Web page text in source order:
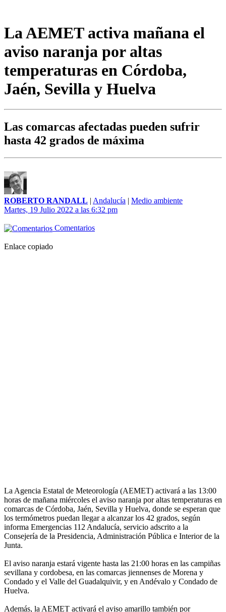
La AEMET activa mañana el
aviso naranja por altas
temperaturas en Córdoba,
Jaén, Sevilla y Huelva
Las comarcas afectadas pueden sufrir
hasta 42 grados de máxima
ROBERTO RANDALL | Andalucía | Medio ambiente
Martes, 19 Julio 2022 a las 6:32 pm
Comentarios
Enlace copiado
La Agencia Estatal de Meteorología (AEMET) activará a las 13:00
horas de mañana miércoles el aviso naranja por altas temperaturas en
comarcas de Córdoba, Jaén, Sevilla y Huelva, donde se esperan que
los termómetros puedan llegar a alcanzar los 42 grados, según
informa Emergencias 112 Andalucía, servicio adscrito a la
Consejería de la Presidencia, Administración Pública e Interior de la
Junta.
El aviso naranja estará vigente hasta las 21:00 horas en las campiñas
sevillana y cordobesa, en las comarcas jiennenses de Morena y
Condado y el Valle del Guadalquivir, y en Andévalo y Condado de
Huelva.
Además, la AEMET activará el aviso amarillo también por